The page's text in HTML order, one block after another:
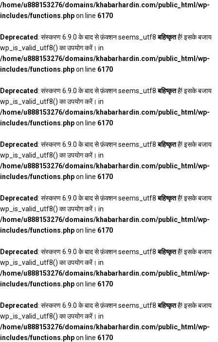
/home/u888153276/domains/khabarhardin.com/public_html/wp-
includes/functions.phpon line 6170
Deprecated: संस्करण 6.9.0 के बाद से फ़ंक्शन seems_utf8बहिष्कृतहै! इसके बजाय
wp_is_valid_utf8() का उपयोग करें। in
/home/u888153276/domains/khabarhardin.com/public_html/wp-
includes/functions.phpon line 6170
Deprecated: संस्करण 6.9.0 के बाद से फ़ंक्शन seems_utf8बहिष्कृतहै! इसके बजाय
wp_is_valid_utf8() का उपयोग करें। in
/home/u888153276/domains/khabarhardin.com/public_html/wp-
includes/functions.phpon line 6170
Deprecated: संस्करण 6.9.0 के बाद से फ़ंक्शन seems_utf8बहिष्कृतहै! इसके बजाय
wp_is_valid_utf8() का उपयोग करें। in
/home/u888153276/domains/khabarhardin.com/public_html/wp-
includes/functions.phpon line 6170
Deprecated: संस्करण 6.9.0 के बाद से फ़ंक्शन seems_utf8बहिष्कृतहै! इसके बजाय
wp_is_valid_utf8() का उपयोग करें। in
/home/u888153276/domains/khabarhardin.com/public_html/wp-
includes/functions.phpon line 6170
Deprecated: संस्करण 6.9.0 के बाद से फ़ंक्शन seems_utf8बहिष्कृतहै! इसके बजाय
wp_is_valid_utf8() का उपयोग करें। in
/home/u888153276/domains/khabarhardin.com/public_html/wp-
includes/functions.phpon line 6170
Deprecated: संस्करण 6.9.0 के बाद से फ़ंक्शन seems_utf8बहिष्कृतहै! इसके बजाय
wp_is_valid_utf8() का उपयोग करें। in
/home/u888153276/domains/khabarhardin.com/public_html/wp-
includes/functions.phpon line 6170